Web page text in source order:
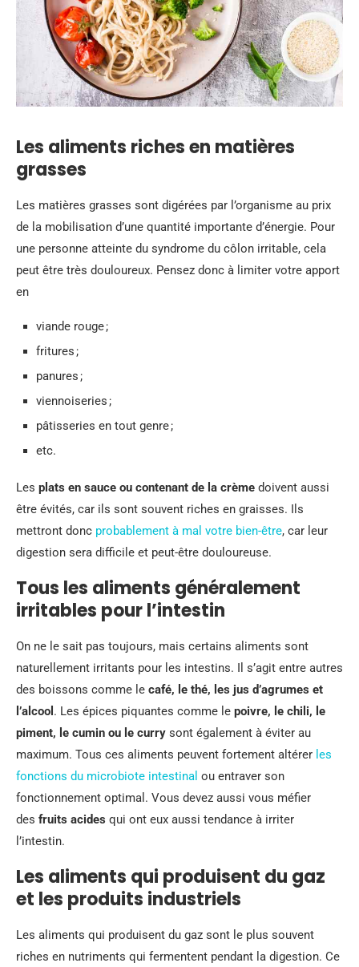
Les aliments riches en matières
grasses
Les matières grasses sont digérées par l’organisme au prix
de la mobilisation d’une quantité importante d’énergie. Pour
une personne atteinte du syndrome du côlon irritable, cela
peut être très douloureux. Pensez donc à limiter votre apport
en
viande rouge ;
fritures ;
panures ;
viennoiseries ;
pâtisseries en tout genre ;
etc.
Les plats en sauce ou contenant de la crème doivent aussi
être évités, car ils sont souvent riches en graisses. Ils
mettront donc probablement à mal votre bien-être, car leur
digestion sera difficile et peut-être douloureuse.
Tous les aliments généralement
irritables pour l’intestin
On ne le sait pas toujours, mais certains aliments sont
naturellement irritants pour les intestins. Il s’agit entre autres
des boissons comme le café, le thé, les jus d’agrumes et
l’alcool . Les épices piquantes comme le poivre, le chili, le
piment, le cumin ou le curry sont également à éviter au
maximum. Tous ces aliments peuvent fortement altérer les
fonctions du microbiote intestinal ou entraver son
fonctionnement optimal. Vous devez aussi vous méfier
des fruits acides qui ont eux aussi tendance à irriter
l’intestin.
Les aliments qui produisent du gaz
et les produits industriels
Les aliments qui produisent du gaz sont le plus souvent
riches en nutriments qui fermentent pendant la digestion. Ce